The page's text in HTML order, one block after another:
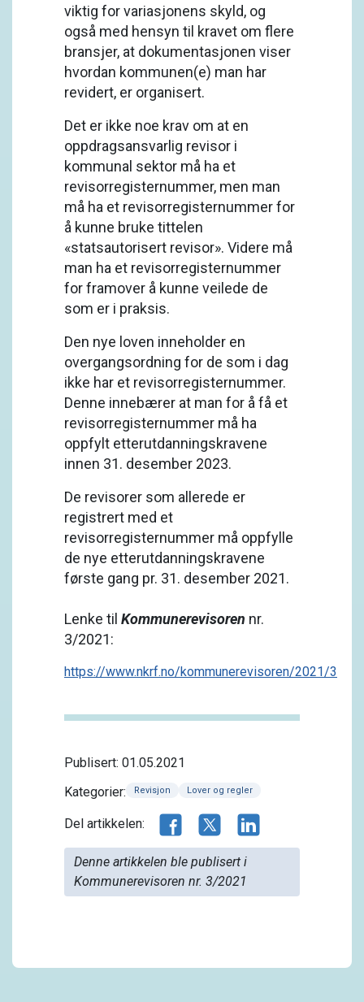
viktig for variasjonens skyld, og
også med hensyn til kravet om flere
bransjer, at dokumentasjonen viser
hvordan kommunen(e) man har
revidert, er organisert.
Det er ikke noe krav om at en
oppdragsansvarlig revisor i
kommunal sektor må ha et
revisorregisternummer, men man
må ha et revisorregisternummer for
å kunne bruke tittelen
«statsautorisert revisor». Videre må
man ha et revisorregisternummer
for framover å kunne veilede de
som er i praksis.
Den nye loven inneholder en
overgangsordning for de som i dag
ikke har et revisorregisternummer.
Denne innebærer at man for å få et
revisorregisternummer må ha
oppfylt etterutdanningskravene
innen 31. desember 2023.
De revisorer som allerede er
registrert med et
revisorregisternummer må oppfylle
de nye etterutdanningskravene
første gang pr. 31. desember 2021.
Lenke til Kommunerevisoren nr.
3/2021:
https://www.nkrf.no/kommunerevisoren/2021/3
Publisert: 01.05.2021
Kategorier:
Revisjon Lover og regler
Del artikkelen: Del artikkelen på Facebook
Del artikkelen på X.com
Denne artikkelen ble publisert i
Kommunerevisoren nr. 3/2021